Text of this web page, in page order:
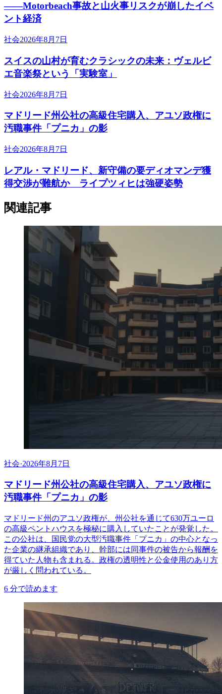
――Motorbeach事故と山火事リスクが崩したイベ
ント経済
社会2026年8月7日
スイスの山村が育むクラシックの未来：ヴェルビ
エ音楽祭という「実験室」
社会2026年8月7日
マドリード州公社の高級住宅購入、アユソ政権に
汚職事件「プニカ」の影
社会2026年8月7日
レアル・マドリード、新守備の要ディオマンデ獲
得交渉が難航か ライプツィヒは強硬姿勢
関連記事
社会·2026年8月7日
マドリード州公社の高級住宅購入、アユソ政権に
汚職事件「プニカ」の影
マドリード州のアユソ政権が、州公社を通じて630万ユーロ
の高級ペントハウスを極秘に購入していたことが発覚した。
この公社は、国民党の大型汚職事件「プニカ」の中心となっ
た企業の継承組織であり、幹部には同事件の被告から報酬を
得ていた人物も含まれる。政権の透明性と公金使用のあり方
が厳しく問われている。
6 分で読めます